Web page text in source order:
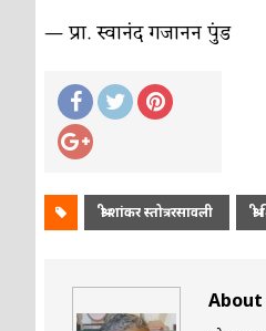
— प्रा. स्वानंद गजानन पुंड
श्री शांकर स्तोत्ररसावली
About